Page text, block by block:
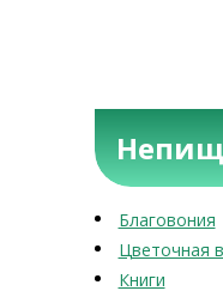
Благовония
Цветочная
Книги